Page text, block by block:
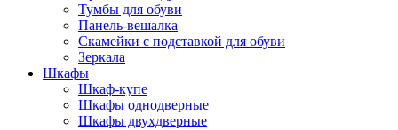
Тумбы для обуви
Панель-вешалка
Скамейки с подставкой для обуви
Зеркала
Шкафы
Шкаф-купе
Шкафы однодверные
Шкафы двухдверные